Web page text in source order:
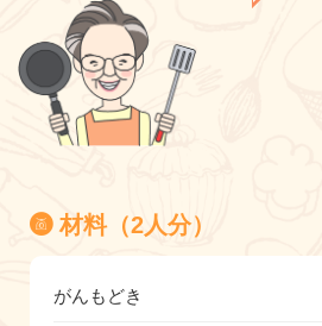
材料（2人分）
がんもどき